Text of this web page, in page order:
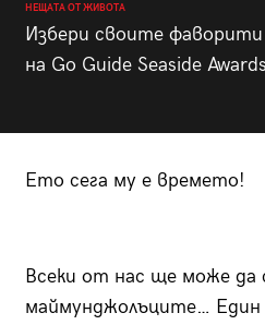
НЕЩАТА ОТ ЖИВОТА
Избери своите
на Go Guide Seaside
Ето сега му е времето!
Всеки от нас ще може да
маймунджолъците… Един